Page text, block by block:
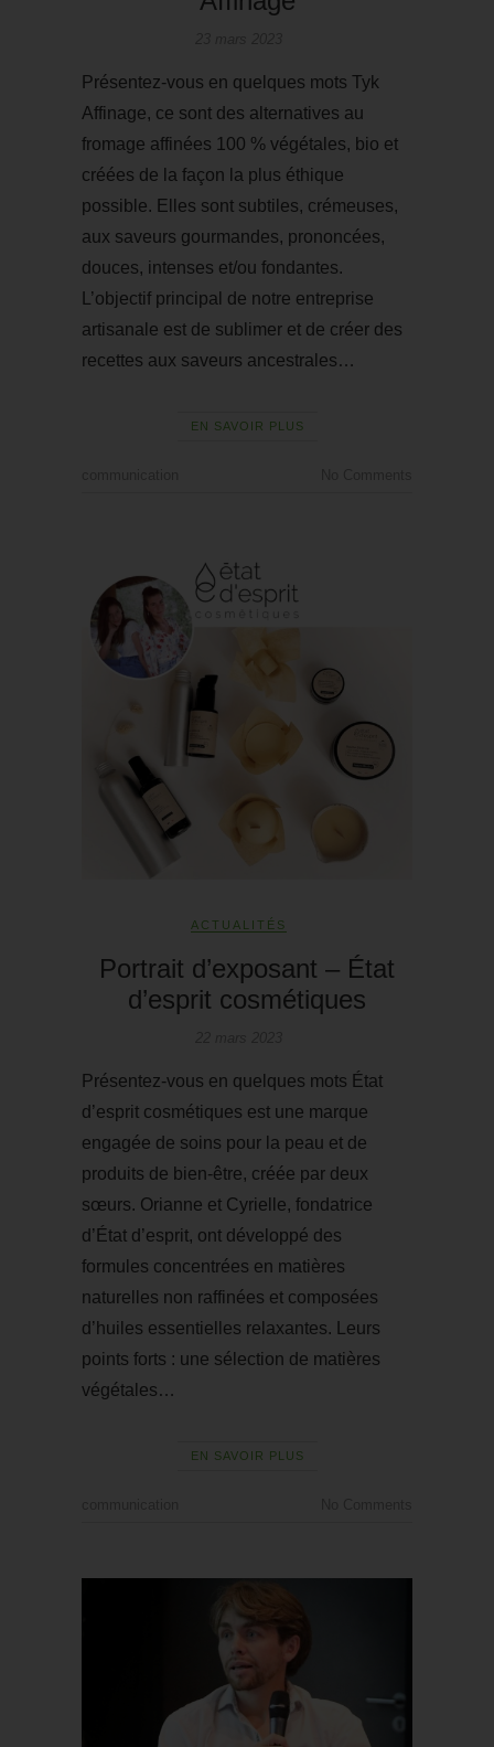
Présentez-vous en quelques mots Tyk
Affinage, ce sont des alternatives au
fromage affinées 100 % végétales, bio et
créées de la façon la plus éthique
possible. Elles sont subtiles, crémeuses,
aux saveurs gourmandes, prononcées,
douces, intenses et/ou fondantes.
L’objectif principal de notre entreprise
artisanale est de sublimer et de créer des
recettes aux saveurs ancestrales…
EN SAVOIR PLUS
ACTUALITÉS
Portrait d’exposant – État
d’esprit cosmétiques
Présentez-vous en quelques mots État
d’esprit cosmétiques est une marque
engagée de soins pour la peau et de
produits de bien-être, créée par deux
sœurs. Orianne et Cyrielle, fondatrice
d’État d’esprit, ont développé des
formules concentrées en matières
naturelles non raffinées et composées
d’huiles essentielles relaxantes. Leurs
points forts : une sélection de matières
végétales…
EN SAVOIR PLUS